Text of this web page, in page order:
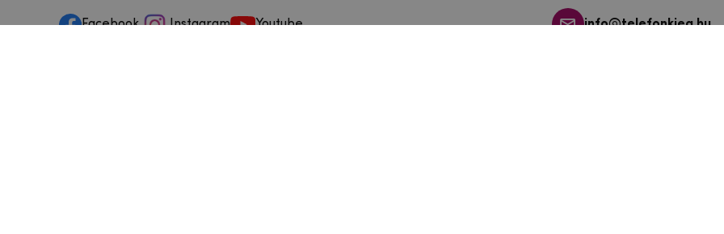
Facebook Instagram Youtube info@telefonkieg.hu